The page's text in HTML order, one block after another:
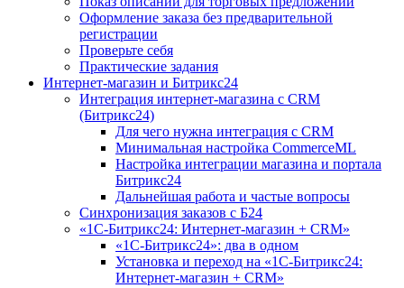
Оформление заказа без предварительной
регистрации
Проверьте себя
Практические задания
Интернет-магазин и Битрикс24
Интеграция интернет-магазина с CRM
(Битрикс24)
Для чего нужна интеграция с CRM
Минимальная настройка CommerceML
Настройка интеграции магазина и портала
Битрикс24
Дальнейшая работа и частые вопросы
Синхронизация заказов с Б24
«1С-Битрикс24: Интернет-магазин + CRM»
«1С-Битрикс24»: два в одном
Установка и переход на «1С-Битрикс24:
Интернет-магазин + CRM»